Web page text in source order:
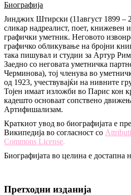
Биографија
Јинджих Штирски (11август 1899 –
сликар надреалист, поет, книжевен
графички уметник. Неговото
графичко обликување на бројни
така пишувал и студии за Артур
Заедно со неговата уметничка
Черминова), тој членува во
од 1923, учествувајќи на нивните
Тојен имаат изложби во Парис кон
кадешто основаат сопствено
Артифишализам.
Краткиот увод во биографијата е
Википедија во согласност со
Commons License.
Биографијата во целина е достапна
Претходни изданија